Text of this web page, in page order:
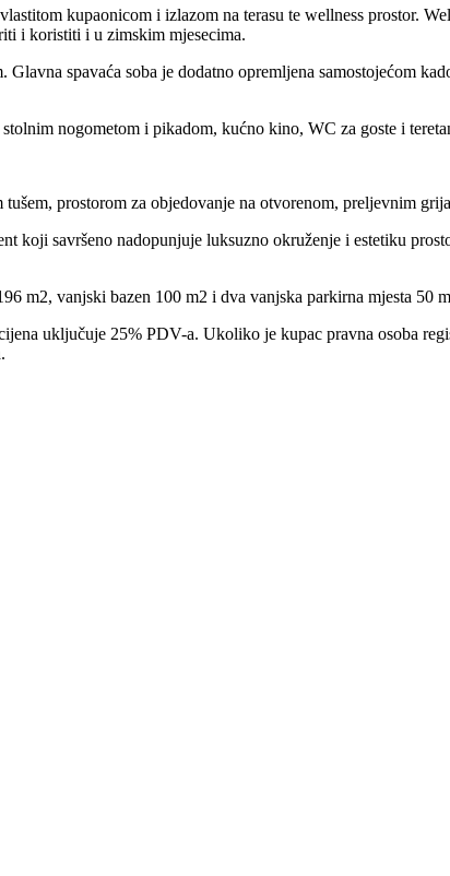
kupaonicom i izlazom na terasu te wellness prostor.
i koristiti i u zimskim mjesecima.
spavaća soba je dodatno opremljena samostojećom
nogometom i pikadom, kućno kino, WC za goste i
prostorom za objedovanje na otvorenom, preljevnim
koji savršeno nadopunjuje luksuzno okruženje i estetiku
m2, vanjski bazen 100 m2 i dva vanjska parkirna mjesta 50
uključuje 25% PDV-a. Ukoliko je kupac pravna osoba